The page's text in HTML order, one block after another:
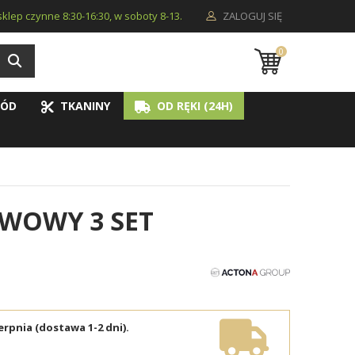
ZALOGUJ SIĘ
czynne 8:30-16:30, w soboty 8-13.
0
TKANINY OD RĘKI (24H)
3 SET
(dostawa 1-2 dni).